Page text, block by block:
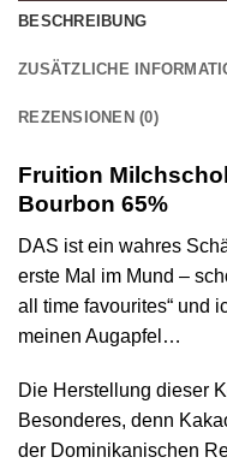
BESCHREIBUNG
ZUSÄTZLICHE
REZENSIONEN (0)
Fruition
Bourbon 65%
DAS ist ein wahres
erste Mal im Mund –
all time favourites“ und
meinen Augapfel…
Die Herstellung dieser
Besonderes, denn
der Dominikanischen